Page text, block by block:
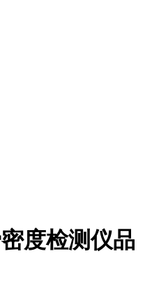
度检测仪品